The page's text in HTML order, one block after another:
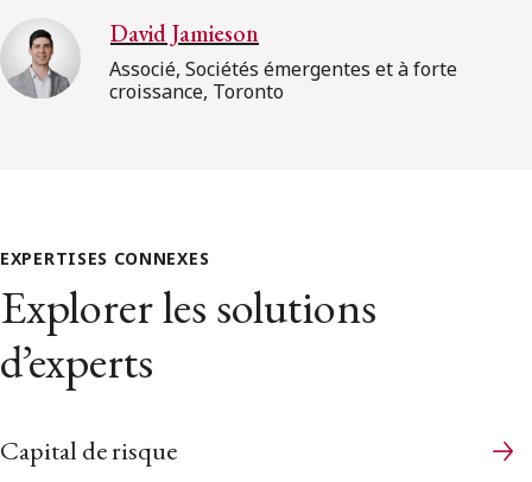
David Jamieson
Associé, Sociétés émergentes et à forte
croissance, Toronto
EXPERTISES CONNEXES
Explorer les solutions
d’experts
Capital de risque